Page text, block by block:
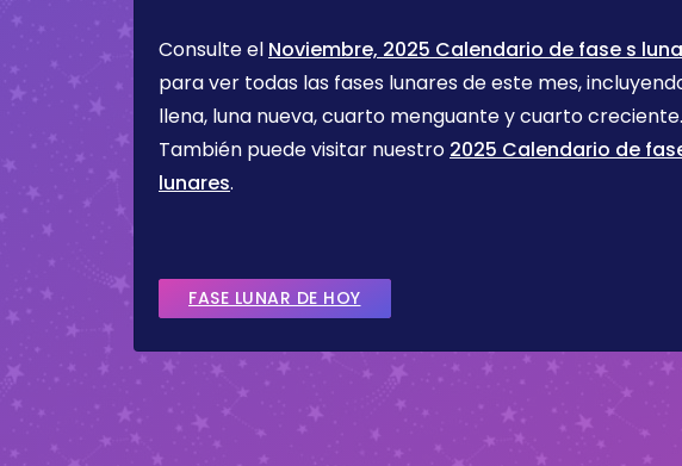
Consulte el Noviembre, 2025 Calendario de fase s
para ver todas las fases lunares de este mes,
llena, luna nueva, cuarto menguante y cuarto creciente.
También puede visitar nuestro 2025 Calendario de
lunares.
FASE LUNAR DE HOY